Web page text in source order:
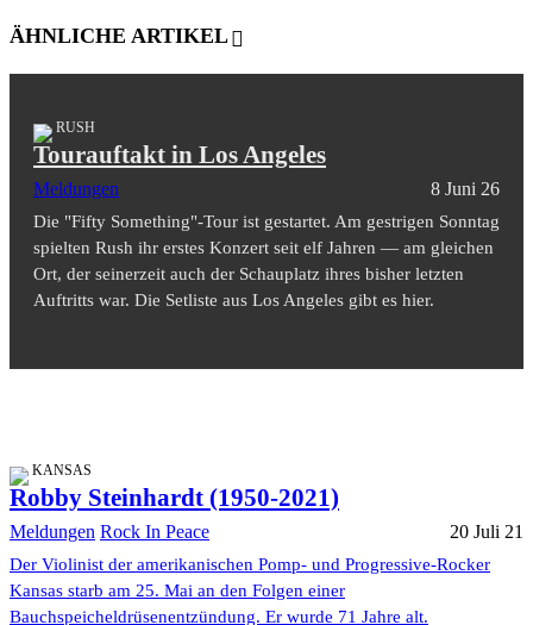
ÄHNLICHE ARTIKEL
RUSH
Tourauftakt in Los Angeles
Meldungen 8 Juni 26
Die "Fifty Something"-Tour ist gestartet. Am gestrigen Sonntag
spielten Rush ihr erstes Konzert seit elf Jahren — am gleichen
Ort, der seinerzeit auch der Schauplatz ihres bisher letzten
Auftritts war. Die Setliste aus Los Angeles gibt es hier.
KANSAS
Robby Steinhardt (1950-2021)
Meldungen Rock In Peace 20 Juli 21
Der Violinist der amerikanischen Pomp- und Progressive-Rocker
Kansas starb am 25. Mai an den Folgen einer
Bauchspeicheldrüsenentzündung. Er wurde 71 Jahre alt.